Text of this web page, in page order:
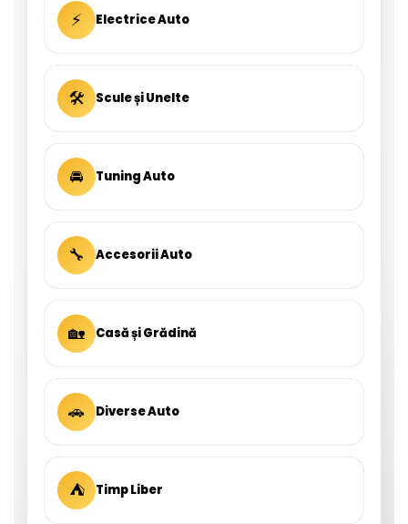
⚡ Electrice Auto
🛠 Scule și Unelte
🚘 Tuning Auto
🔧 Accesorii Auto
🏡 Casă și Grădină
🚗 Diverse Auto
⛺ Timp Liber